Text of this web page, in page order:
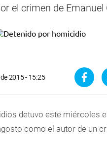
el crimen de
2015 - 15:25
detuvo este miércoles
como el autor de un